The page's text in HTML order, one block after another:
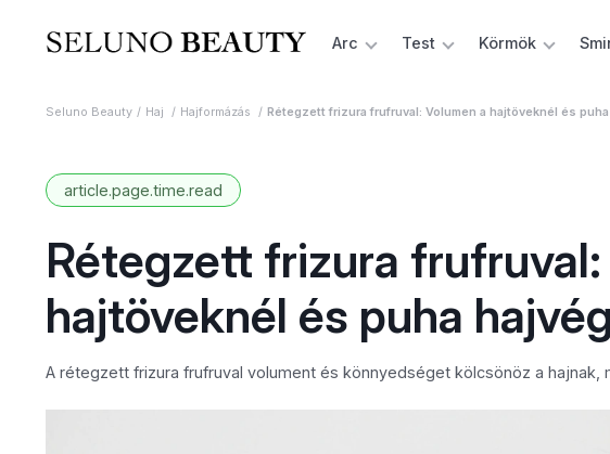
Arc Test Körmök
Seluno Beauty Haj Hajformázás Rétegzett frizura frufruval: Volumen a hajtöveknél és
article.page.time.read
Rétegzett frizura frufruval:
hajtöveknél és puha
A rétegzett frizura frufruval volument és könnyedséget kölcsönöz a